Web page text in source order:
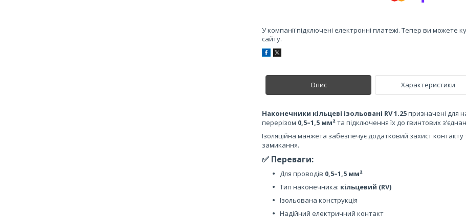
У компанії підключені електронні платежі. Тепер ви
сайту.
Опис Характеристики
Наконечники кільцеві ізольовані RV 1.25призначені для
перерізом 0,5–1,5 мм²та підключення їх до гвинтових
Ізоляційна манжета забезпечує додатковий захист
замикання.
✅ Переваги:
Для проводів 0,5–1,5 мм²
Тип наконечника: кільцевий (RV)
Ізольована конструкція
Надійний електричний контакт